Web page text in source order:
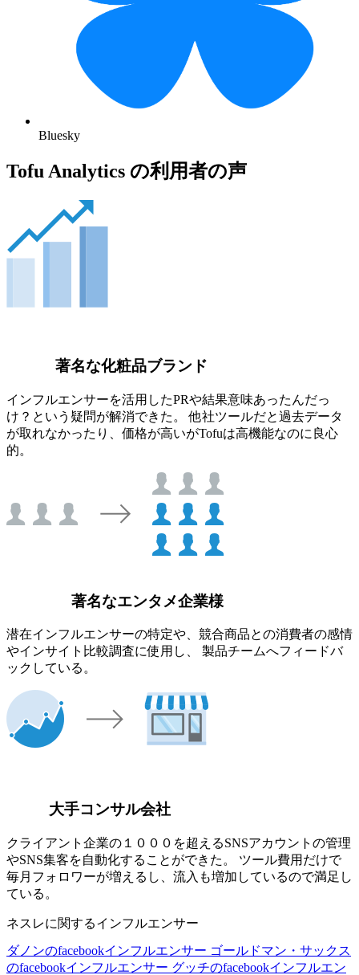
Bluesky
Tofu Analytics の利用者の声
著名な化粧品ブランド
インフルエンサーを活用したPRや結果意味あったんだっ
け？という疑問が解消できた。 他社ツールだと過去データ
が取れなかったり、価格が高いがTofuは高機能なのに良心
的。
著名なエンタメ企業様
潜在インフルエンサーの特定や、競合商品との消費者の感情
やインサイト比較調査に使用し、 製品チームへフィードバ
ックしている。
大手コンサル会社
クライアント企業の１０００を超えるSNSアカウントの管理
やSNS集客を自動化することができた。 ツール費用だけで
毎月フォロワーが増えるし、流入も増加しているので満足し
ている。
ネスレに関するインフルエンサー
ダノンのfacebookインフルエンサー ゴールドマン・サックス
のfacebookインフルエンサー グッチのfacebookインフルエン